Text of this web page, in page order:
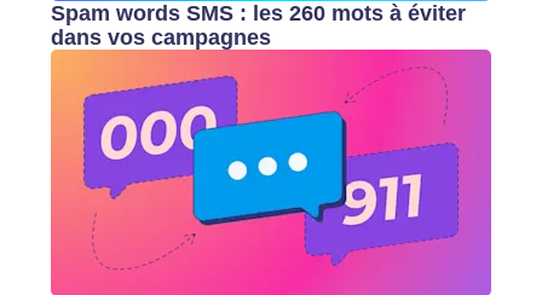
Spam words SMS : les 260 mots à éviter
dans vos campagnes